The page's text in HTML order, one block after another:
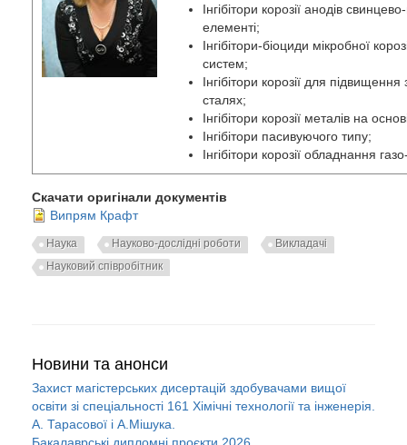
Інгібітори корозії анодів
елементі;
Інгібітори-біоциди мікробної
систем;
Інгібітори корозії для
сталях;
Інгібітори корозії металів на
Інгібітори пасивуючого типу;
Інгібітори корозії обладнання
Скачати оригінали документів
Випрям Крафт
Наука Науково-дослідні роботи
Викладачі
Науковий співробітник
Новини та анонси
Захист магістерських дисертацій здобувачами вищої
освіти зі спеціальності 161 Хімічні технології та інженерія.
А. Тарасової і А.Мішука.
Бакалаврські дипломні проєкти 2026